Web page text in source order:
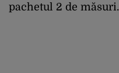
pachetul 2 de măsuri.